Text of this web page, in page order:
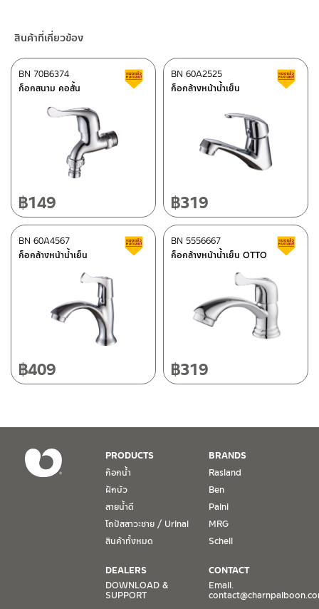
บนตัวสินค้า ซึ่งจะสร้างความเสียหายให้เกิดขึ้นกับผิวของสินค้าได้
ศูนย์บริการและอะไหล่ กรุงเทพฯ
662/61-62 ถนน พระราม3 แขวงบางโพงพาง เขตยานนาวา กรุงเทพฯ
โทร: 02-358-0080 / 080-075-8668 / 091-545-0556
ศูนย์บริการและอะไหล่ เชียงใหม่
118/33 โครงการอรสิริน ม.8 ต.สันปูเลย อ.ดอยสะเก็ด เชียงใหม่
โทร: 080-075-2626
วันจันทร์ – วันศุกร์ เวลา 8:30-17:30 น.
วันเสาร์ เวลา 8:30-15:00 น.
1. การรับประกัน จะต้องมีหลักฐานการซื้อ หรือ ใบเสร็จ โดยทางบริษัทฯ
ขอตรวจสอบโดยนับวันซื้อขายเป็นสำคัญ ทางบริษัทฯ ไม่สามารถให้
เงื่อนไขการรับประกันสินค้าได้ หากไม่มีเอกสารดังกล่าว
2. การรับประกันสินค้า จะรับประกันฉพาะสินค้าที่อยู่ในสภาพการใช้งาน
ปกติ หากมีตำหนิ ชำรุด ร้าว ตกพื้น หรือสภาพภายนอกอยู่ในสภาพที่ใช้
3. การรับประกันสินค้า จะรับประกันเฉพาะชิ้นส่วนที่แจ้ง เช่น ก๊อกน้ำ จะ
รับประกันเฉพาะวาล์วก๊อกน้ำไม่รั่วซึม ดังนั้นการรับประกันจะเป็นการ
– Shopee
–Lazada
–ซื้อสินค้าชิ้นนี้บน Shopee>> คลิกที่นี่<<
ติดต่อพนักงานขาย / Contact Sales Staff
โทร: 02-285-5795
@charnpaiboon.sales
ติดต่อ ชาญไพบูลย์ / Contact Us
สินค้าที่เกี่ยวข้อง
ก็อกสนาม คอสั้น
BN 70B6374 สินค้าลดราคา เคลียร์สต็อก
฿149
ก็อกล้างหน้าน้ำเย็น
BN 60A2525
฿319
ก็อกล้างหน้าน้ำเย็น
BN 60A4567 สินค้าลดราคา เคลียร์สต็อก
฿409
ก็อกล้างหน้าน้ำเย็น OTTO
BN 5556667
฿319
PRODUCTS
ก๊อกน้ำ
ฝักบัว
สายน้ำดี
โถปัสสาวะชาย / Urinal
สินค้าทั้งหมด
BRANDS
Rasland
Ben
Paini
MRG
Schell
DEALERS
DOWNLOAD &
SUPPORT
CONTACT
Email.